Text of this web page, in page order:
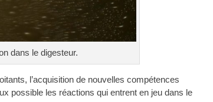
dans le digesteur.
l’acquisition de nouvelles compétences
possible les réactions qui entrent en jeu dans le